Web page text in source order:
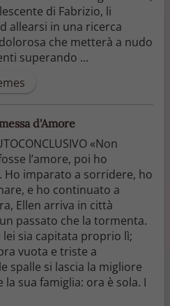
di Fabrizio, li
allearsi in una ricerca
che metterà a nudo
superando ...
d'Amore
«Non
l’amore, poi ho
Ho imparato a sorridere, ho
e ho continuato a
Ellen arriva in città
passato che la tormenta.
lei sia capitata proprio lì;
vuota e triste a
spalle si lascia la migliore
la sua famiglia: ora è sola. I